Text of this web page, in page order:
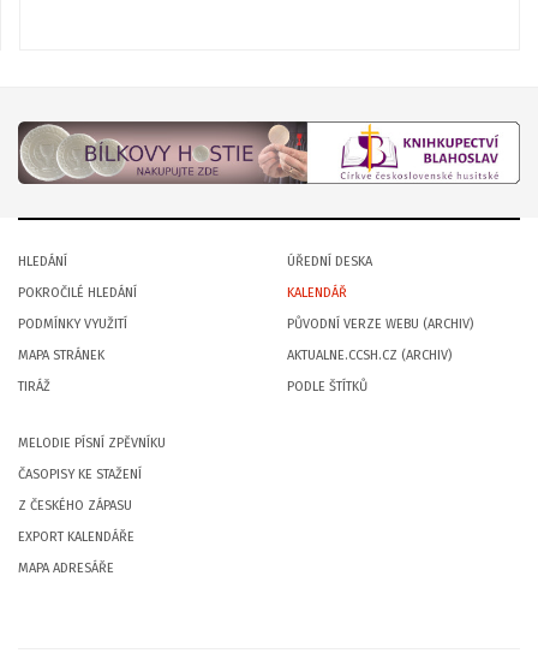
HLEDÁNÍ
POKROČILÉ HLEDÁNÍ
PODMÍNKY VYUŽITÍ
MAPA STRÁNEK
TIRÁŽ
ÚŘEDNÍ DESKA
KALENDÁŘ
PŮVODNÍ VERZE WEBU (ARCHIV)
AKTUALNE.CCSH.CZ (ARCHIV)
PODLE ŠTÍTKŮ
MELODIE PÍSNÍ ZPĚVNÍKU
ČASOPISY KE STAŽENÍ
Z ČESKÉHO ZÁPASU
EXPORT KALENDÁŘE
MAPA ADRESÁŘE